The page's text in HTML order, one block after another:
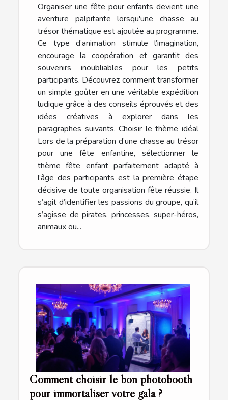
Organiser une fête pour enfants devient une
aventure palpitante lorsqu'une chasse au
trésor thématique est ajoutée au programme.
Ce type d’animation stimule l’imagination,
encourage la coopération et garantit des
souvenirs inoubliables pour les petits
participants. Découvrez comment transformer
un simple goûter en une véritable expédition
ludique grâce à des conseils éprouvés et des
idées créatives à explorer dans les
paragraphes suivants. Choisir le thème idéal
Lors de la préparation d’une chasse au trésor
pour une fête enfantine, sélectionner le
thème fête enfant parfaitement adapté à
l’âge des participants est la première étape
décisive de toute organisation fête réussie. Il
s’agit d’identifier les passions du groupe, qu’il
s’agisse de pirates, princesses, super-héros,
animaux ou...
Comment choisir le bon photobooth
pour immortaliser votre gala ?